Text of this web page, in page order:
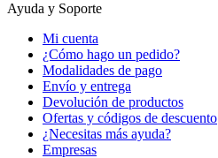
Ayuda y Soporte
Mi cuenta
¿Cómo hago un pedido?
Modalidades de pago
Envío y entrega
Devolución de productos
Ofertas y códigos de descuento
¿Necesitas más ayuda?
Empresas